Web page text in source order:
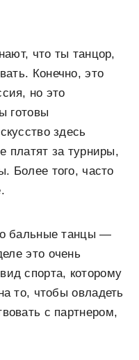
что ты танцор,
Конечно, это
но это
готовы
здесь
платят за турниры,
Более того, часто
бальные танцы —
это очень
спорта, которому
то, чтобы овладеть
с партнером,